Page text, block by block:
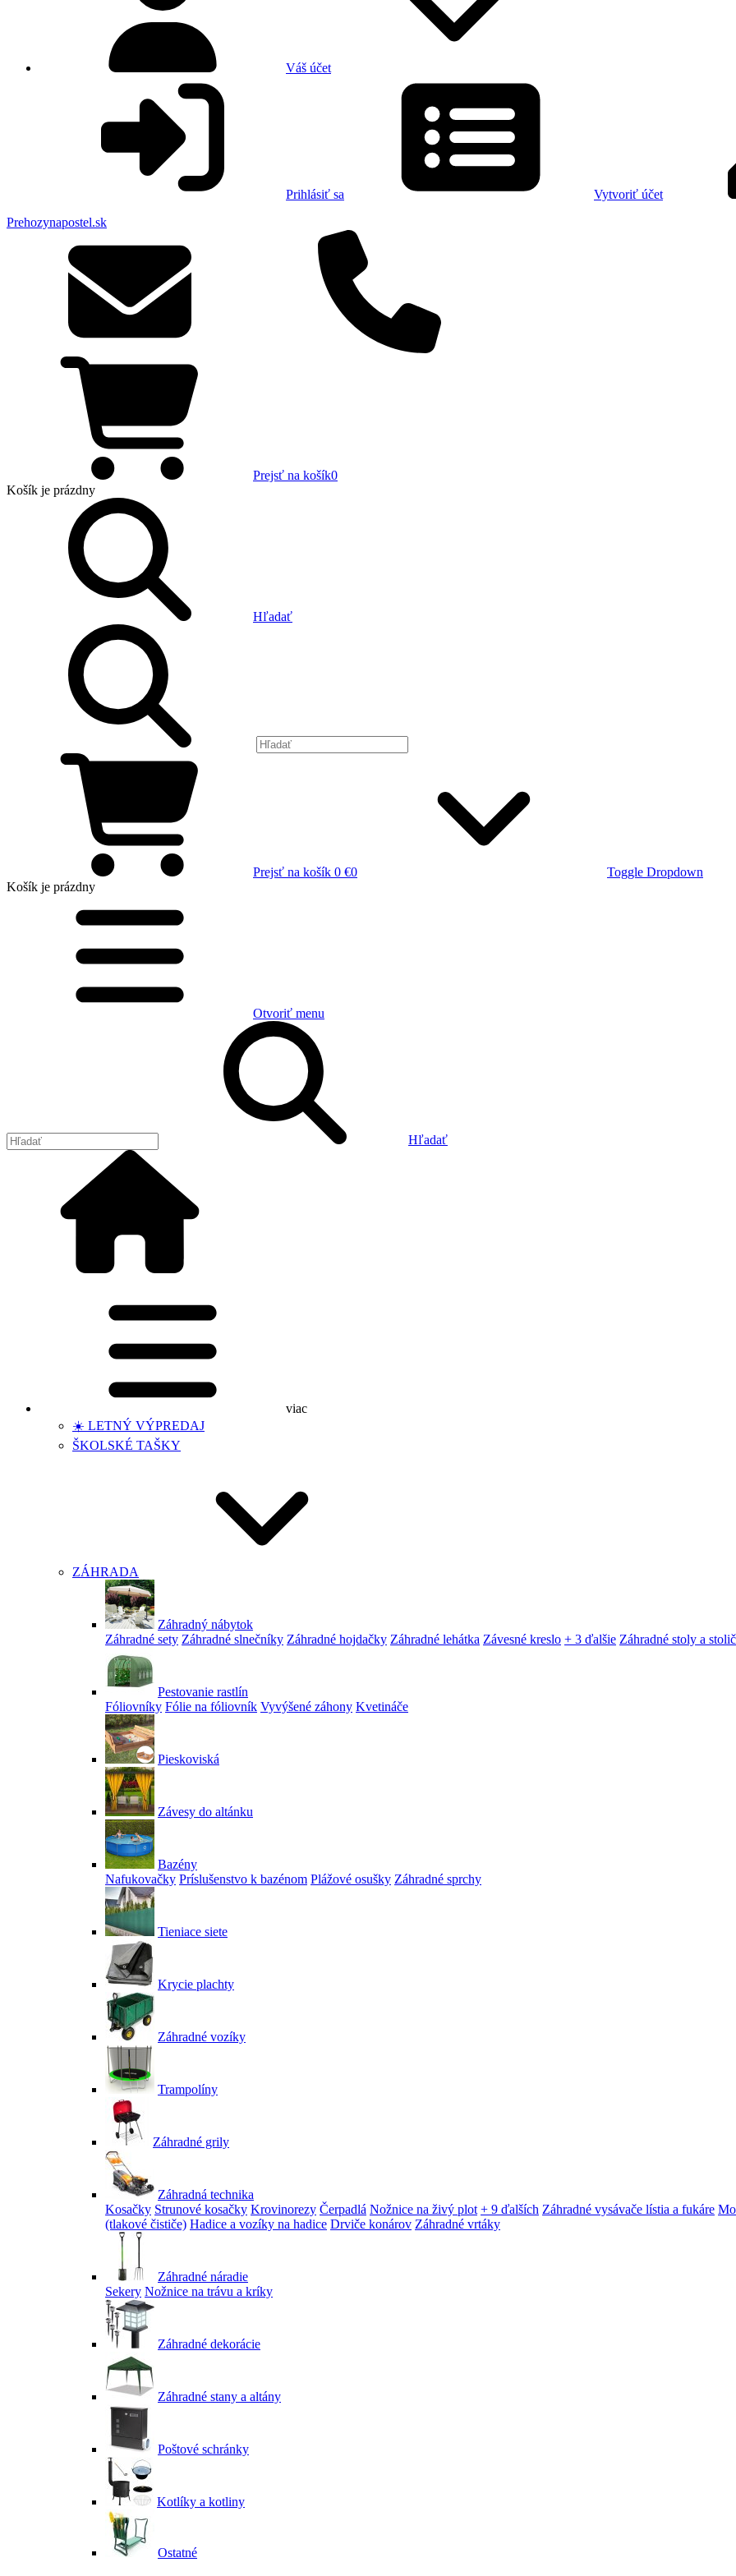
Váš účet
Prihlásiť sa Vytvoriť účet
Prehozynapostel.sk
Prejsť na košík0
Košík je prázdny
Hľadať
Prejsť na košík 0 €0
Toggle Dropdown
Košík je prázdny
Otvoriť menu
Hľadať
viac
☀️ LETNÝ VÝPREDAJ
ŠKOLSKÉ TAŠKY
ZÁHRADA
Záhradný nábytok
Záhradné sety Záhradné slnečníky Záhradné hojdačky Záhradné lehátka Závesné kreslo + 3 ďalšie Záhradné stoly a
Pestovanie rastlín
Fóliovníky Fólie na fóliovník Vyvýšené záhony Kvetináče
Pieskoviská
Závesy do altánku
Bazény
Nafukovačky Príslušenstvo k bazénom Plážové osušky Záhradné sprchy
Tieniace siete
Krycie plachty
Záhradné vozíky
Trampolíny
Záhradné grily
Záhradná technika
Kosačky Strunové kosačky Krovinorezy Čerpadlá Nožnice na živý plot + 9 ďalších Záhradné vysávače lístia a fukáre
(tlakové čističe) Hadice a vozíky na hadice Drviče konárov Záhradné vrtáky
Záhradné náradie
Sekery Nožnice na trávu a kríky
Záhradné dekorácie
Záhradné stany a altány
Poštové schránky
Kotlíky a kotliny
Ostatné